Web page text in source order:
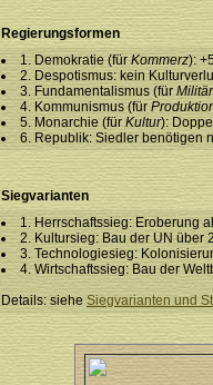
Regierungsformen
1. Demokratie (fürKommerz):
2. Despotismus: kein
3. Fundamentalismus (für Militär
4. Kommunismus (für
5. Monarchie (für Kultur):
6. Republik: Siedler benötigen
Siegvarianten
1. Herrschaftssieg: Eroberung
2. Kultursieg: Bau der UN über
3. Technologiesieg:
4. Wirtschaftssieg: Bau der
Details: siehe Siegvarianten und